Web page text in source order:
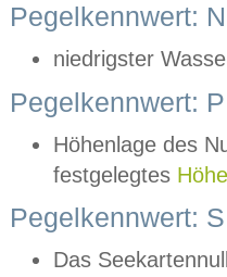
Pegelkennwert:
niedrigster
Pegelkennwert:
Höhenlage des
festgelegtes
Pegelkennwert:
Das